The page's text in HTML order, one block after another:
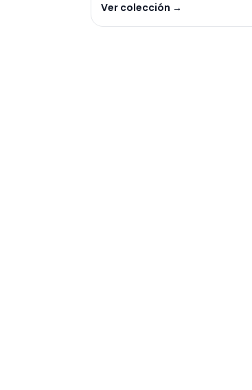
Ver colección →